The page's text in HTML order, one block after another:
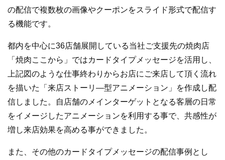
の配信で複数枚の画像やクーポンをスライド形式で配信す
る機能です。
都内を中心に36店舗展開している当社ご支援先の焼肉店
「焼肉ここから」ではカードタイプメッセージを活用し、
上記図のような仕事終わりからお店にご来店して頂く流れ
を描いた「来店ストーリ―型アニメーション」を作成し配
信しました。自店舗のメインターゲットとなる客層の日常
をイメージしたアニメーションを利用する事で、共感性が
増し来店効果を高める事ができました。
また、その他のカードタイプメッセージの配信事例とし